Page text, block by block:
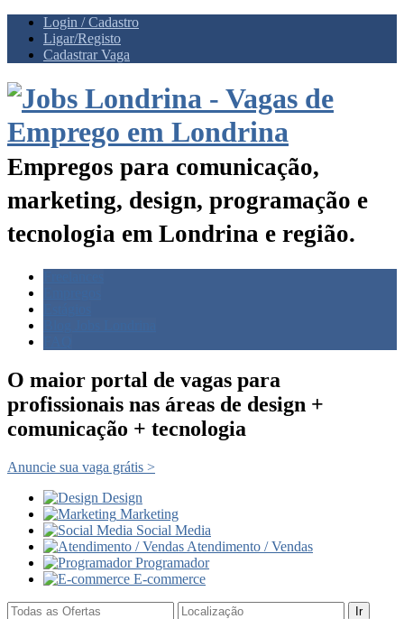
Login / Cadastro
Ligar/Registo
Cadastrar Vaga
Empregos para comunicação,
marketing, design, programação e
tecnologia em Londrina e região.
O maior portal de vagas para
profissionais nas áreas de design +
comunicação + tecnologia
Anuncie sua vaga grátis >
Design
Marketing
Social Media
Atendimento / Vendas
Programador
E-commerce
Ir